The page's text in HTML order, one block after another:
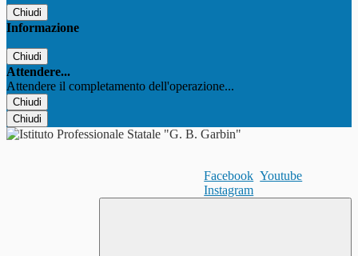
Chiudi
Informazione
Chiudi
Attendere...
Attendere il completamento dell'operazione...
Chiudi
Chiudi
Facebook Youtube
Instagram